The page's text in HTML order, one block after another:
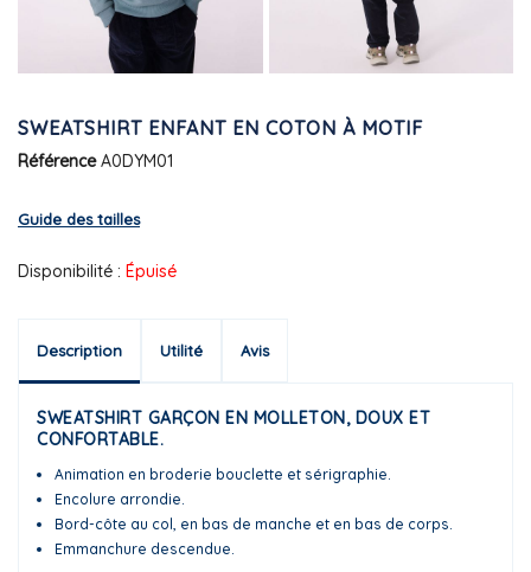
SWEATSHIRT ENFANT EN COTON À MOTIF
Référence A0DYM01
Guide des tailles
Disponibilité : Épuisé
Description Utilité Avis
SWEATSHIRT GARÇON EN MOLLETON, DOUX ET
CONFORTABLE.
Animation en broderie bouclette et sérigraphie.
Encolure arrondie.
Bord-côte au col, en bas de manche et en bas de corps.
Emmanchure descendue.